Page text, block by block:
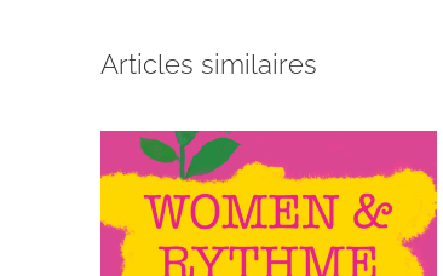
Articles similaires